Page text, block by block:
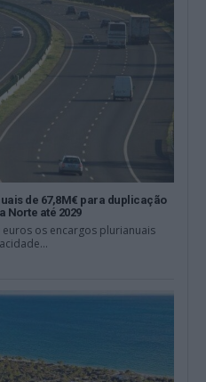
de 67,8M€ para duplicação
Norte até 2029
os encargos plurianuais